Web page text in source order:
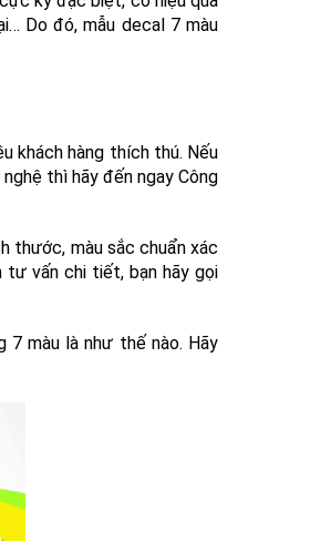
Do đó, mẫu decal 7 màu
khách hàng thích thú. Nếu
thì hãy đến ngay Công
thước, màu sắc chuẩn xác
tư vấn chi tiết, bạn hãy gọi
7 màu là như thế nào. Hãy